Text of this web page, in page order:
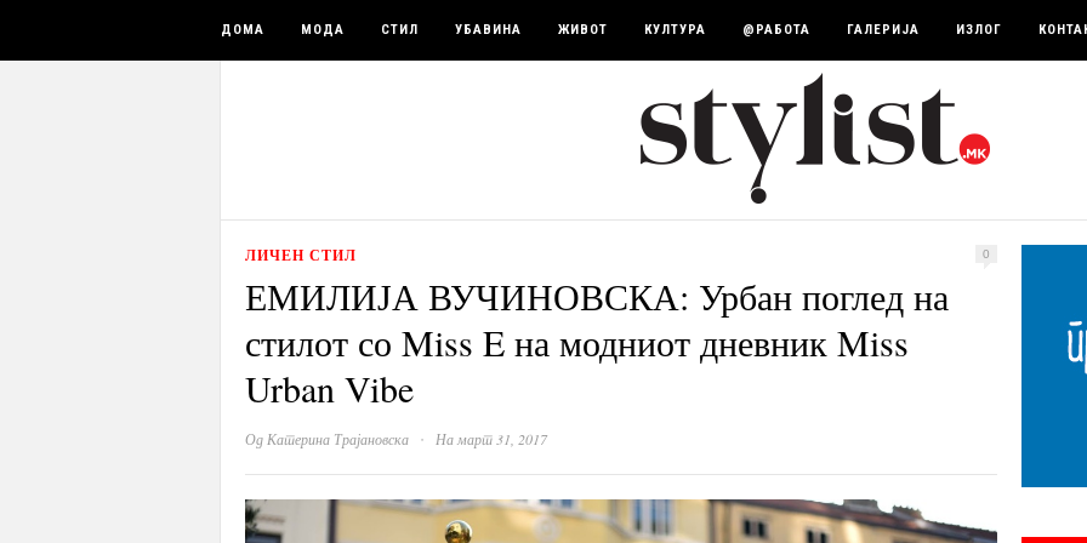
ДОМА МОДА СТИЛ УБАВИНА ЖИВОТ КУЛТУРА @РАБОТА ГАЛЕРИЈА ИЗЛОГ
ЛИЧЕН СТИЛ 0
ЕМИЛИЈА ВУЧИНОВСКА: Урбан поглед на
стилот со Miss E на модниот дневник Miss
Urban Vibe
Од Катерина Трајановска · На март 31, 2017